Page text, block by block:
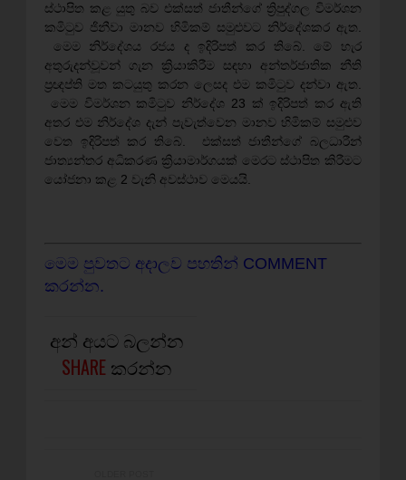
ස්‌ථාපිත කළ යුතු බව එක්‌සත් ජාතීන්ගේ ත්‍රිපුද්ගල විමර්ශන
කමිටුව ජිනීවා මානව හිමිකම් සමුළුවට නිර්දේශකර ඇත.
මෙම නිර්දේශය රජය ද ඉදිරිපත් කර තිබේ. මේ හැර
අතුරුදන්වූවන් ගැන ක්‍රියාකිරීම සඳහා අන්තර්ජාතික නීති
ප්‍රඥප්ති මත කටයුතු කරන ලෙසද එම කමිටුව දන්වා ඇත.
මෙම විමර්ශන කමිටුව නිර්දේශ 23 ක්‌ ඉදිරිපත් කර ඇති
අතර එම නිර්දේශ දැන් පැවැත්වෙන මානව හිමිකම් සමුළුව
වෙත ඉදිරිපත් කර තිබේ. එක්‌සත් ජාතීන්ගේ බලධාරීන්
ජාත්‍යන්තර අධිකරණ ක්‍රියාමාර්ගයක්‌ මෙරට ස්‌ථාපිත කිරීමට
යෝජනා කළ 2 වැනි අවස්‌ථාව මෙයයි.
මෙම පුවතට අදාලව පහතින් COMMENT
කරන්න.
අන් අයට බලන්න
SHARE කරන්න